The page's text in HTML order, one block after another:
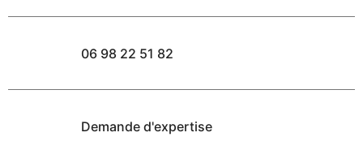
06 98 22 51 82
Demande d'expertise